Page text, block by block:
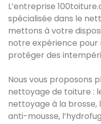
L’entreprise
spécialisée dans le
mettons à votre
notre expérience
protéger des
Nous vous proposons
nettoyage de toiture :
nettoyage à la brosse,
anti-mousse,